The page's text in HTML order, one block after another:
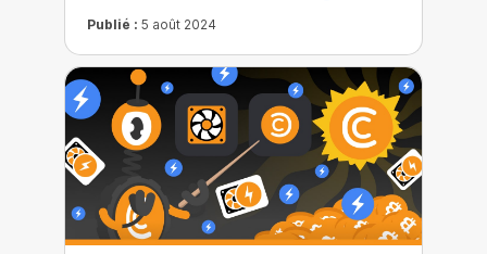
cela sans utiliser la puissance de votre
appareil !
Publié : 5 août 2024